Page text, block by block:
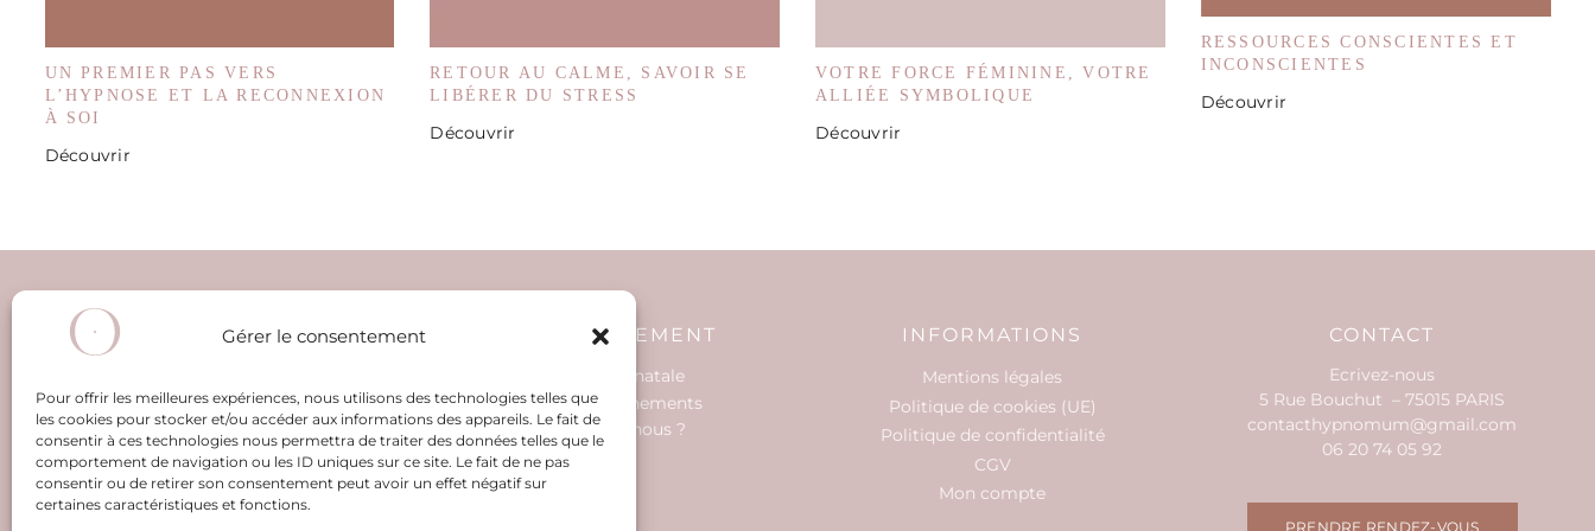
Gérer le consentement
Pour offrir les meilleures expériences, nous utilisons des technologies telles que
les cookies pour stocker et/ou accéder aux informations des appareils. Le fait de
consentir à ces technologies nous permettra de traiter des données telles que le
comportement de navigation ou les ID uniques sur ce site. Le fait de ne pas
consentir ou de retirer son consentement peut avoir un effet négatif sur
certaines caractéristiques et fonctions.
UN PREMIER PAS VERS
L’HYPNOSE ET LA RECONNEXION
À SOI
Découvrir
RETOUR AU CALME, SAVOIR SE
LIBÉRER DU STRESS
Découvrir
VOTRE FORCE FÉMININE, VOTRE
ALLIÉE SYMBOLIQUE
Découvrir
RESSOURCES CONSCIENTES ET
INCONSCIENTES
Découvrir
ACCOMPAGNEMENT
L’hypnose prénatale
Nos accompagnements
Qui sommes-nous ?
Contact
INFORMATIONS
Mentions légales
Politique de cookies (UE)
Politique de confidentialité
CGV
Mon compte
CONTACT
Ecrivez-nous
5 Rue Bouchut – 75015 PARIS
contacthypnomum@gmail.com
06 20 74 05 92
PRENDRE RENDEZ-VOUS